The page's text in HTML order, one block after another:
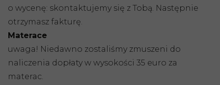
o wycenę: skontaktujemy się z Tobą. Następnie
otrzymasz fakturę.
Materace
uwaga! Niedawno zostaliśmy zmuszeni do
naliczenia dopłaty w wysokości 35 euro za
materac.